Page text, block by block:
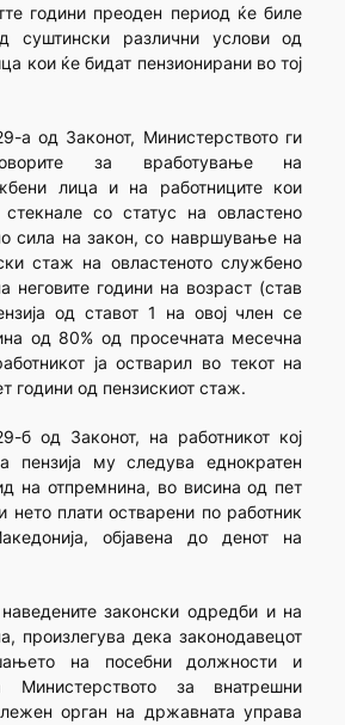
години преоден период ќе биле
суштински различни услови од
кои ќе бидат пензионирани во тој
а од Законот, Министерството ги
за вработување на
лица и на работниците кои
стекнале со статус на овластено
сила на закон, со навршување на
стаж на овластеното службено
неговите години на возраст (став
од ставот 1 на овој член се
од 80% од просечната месечна
ја остварил во текот на
години од пензискиот стаж.
б од Законот, на работникот кој
пензија му следува еднократен
на отпремнина, во висина од пет
нето плати остварени по работник
објавена до денот на
законски одредби и на
произлегува дека законодавецот
на посебни должности и
Министерството за внатрешни
орган на државната управа